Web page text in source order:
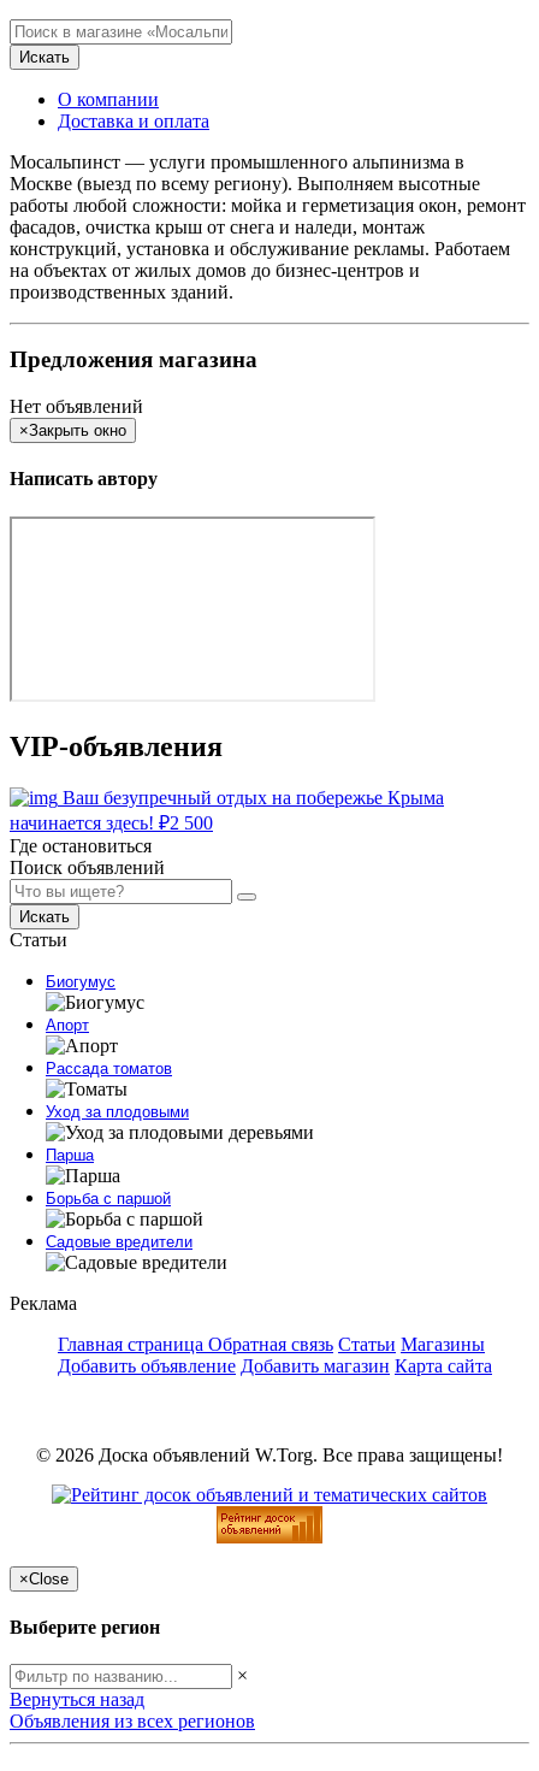
Искать
О компании
Доставка и оплата
Мосальпинст — услуги промышленного альпинизма в
Москве (выезд по всему региону). Выполняем высотные
работы любой сложности: мойка и герметизация окон, ремонт
фасадов, очистка крыш от снега и наледи, монтаж
конструкций, установка и обслуживание рекламы. Работаем
на объектах от жилых домов до бизнес-центров и
производственных зданий.
Предложения магазина
Нет объявлений
×Закрыть окно
Написать автору
VIP-объявления
Ваш безупречный отдых на побережье Крыма
начинается здесь! ₽2 500
Где остановиться
Поиск объявлений
Искать
Статьи
Биогумус
Апорт
Рассада томатов
Уход за плодовыми
Парша
Борьба с паршой
Садовые вредители
Реклама
Главная страница Обратная связь Статьи Магазины
Добавить объявление Добавить магазин Карта сайта
© 2026 Доска объявлений W.Torg. Все права защищены!
×Close
Выберите регион
×
Вернуться назад
Объявления из всех регионов